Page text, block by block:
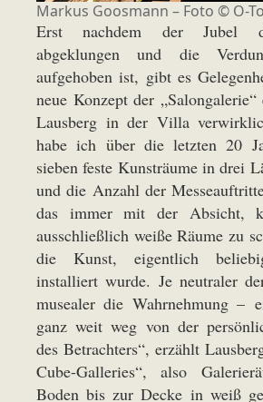
Markus Goosmann – Foto © O-
Erst nachdem der Jubel
abgeklungen und die
aufgehoben ist, gibt es
neue Konzept der „Salongalerie“
Lausberg in der Villa
habe ich über die letzten 20
sieben feste Kunsträume in drei
und die Anzahl der
das immer mit der Absicht,
ausschließlich weiße Räume zu
die Kunst, eigentlich
installiert wurde. Je neutraler
musealer die Wahrnehmung –
ganz weit weg von der
des Betrachters“, erzählt
Cube-Galleries“, also
Boden bis zur Decke in weiß